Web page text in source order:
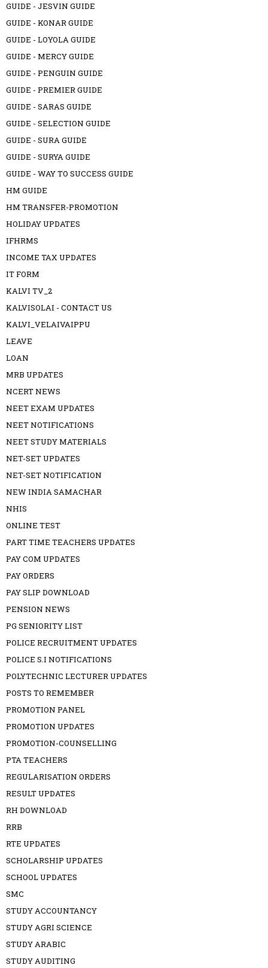
GUIDE - JESVIN GUIDE
GUIDE - KONAR GUIDE
GUIDE - LOYOLA GUIDE
GUIDE - MERCY GUIDE
GUIDE - PENGUIN GUIDE
GUIDE - PREMIER GUIDE
GUIDE - SARAS GUIDE
GUIDE - SELECTION GUIDE
GUIDE - SURA GUIDE
GUIDE - SURYA GUIDE
GUIDE - WAY TO SUCCESS GUIDE
HM GUIDE
HM TRANSFER-PROMOTION
HOLIDAY UPDATES
IFHRMS
INCOME TAX UPDATES
IT FORM
KALVI TV_2
KALVISOLAI - CONTACT US
KALVI_VELAIVAIPPU
LEAVE
LOAN
MRB UPDATES
NCERT NEWS
NEET EXAM UPDATES
NEET NOTIFICATIONS
NEET STUDY MATERIALS
NET-SET UPDATES
NET-SET NOTIFICATION
NEW INDIA SAMACHAR
NHIS
ONLINE TEST
PART TIME TEACHERS UPDATES
PAY COM UPDATES
PAY ORDERS
PAY SLIP DOWNLOAD
PENSION NEWS
PG SENIORITY LIST
POLICE RECRUITMENT UPDATES
POLICE S.I NOTIFICATIONS
POLYTECHNIC LECTURER UPDATES
POSTS TO REMEMBER
PROMOTION PANEL
PROMOTION UPDATES
PROMOTION-COUNSELLING
PTA TEACHERS
REGULARISATION ORDERS
RESULT UPDATES
RH DOWNLOAD
RRB
RTE UPDATES
SCHOLARSHIP UPDATES
SCHOOL UPDATES
SMC
STUDY ACCOUNTANCY
STUDY AGRI SCIENCE
STUDY ARABIC
STUDY AUDITING